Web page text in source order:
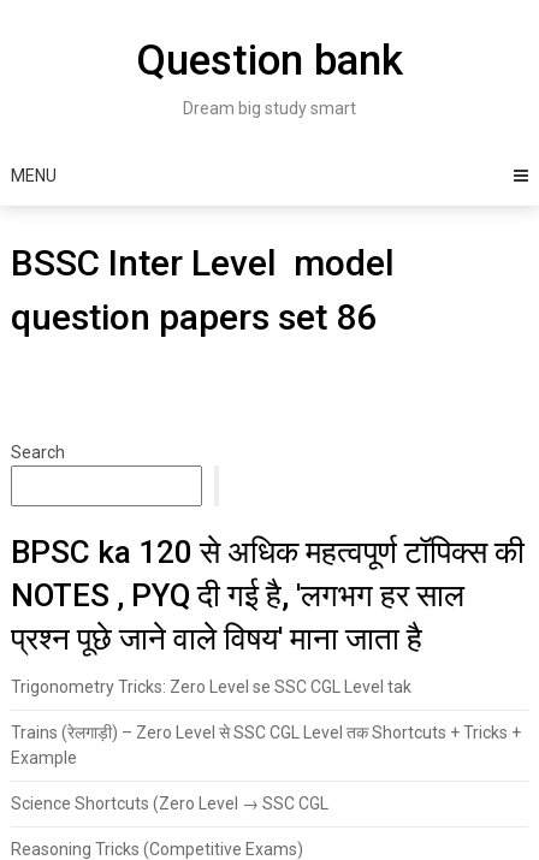
Question bank
Dream big study smart
MENU
BSSC Inter Level model
question papers set 86
Search
BPSC ka 120 से अधिक महत्वपूर्ण टॉपिक्स की
NOTES , PYQ दी गई है, 'लगभग हर साल
प्रश्न पूछे जाने वाले विषय' माना जाता है
Trigonometry Tricks: Zero Level se SSC CGL Level tak
Trains (रेलगाड़ी) – Zero Level से SSC CGL Level तक Shortcuts + Tricks +
Example
Science Shortcuts (Zero Level → SSC CGL
Reasoning Tricks (Competitive Exams)